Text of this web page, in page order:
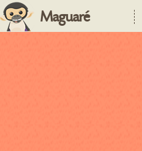
Maguaré